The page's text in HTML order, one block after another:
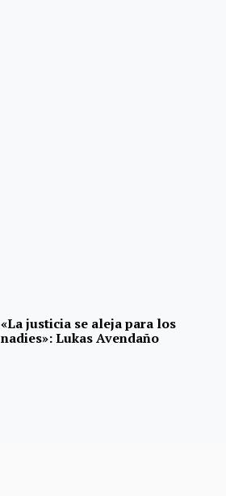
«La justicia se aleja para los
nadies»: Lukas Avendaño